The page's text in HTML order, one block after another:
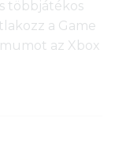
többjátékos
a Game
az Xbox